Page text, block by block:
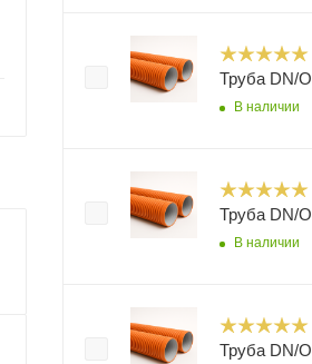
Труба DN/
В наличии
Труба DN/
В наличии
Труба DN/